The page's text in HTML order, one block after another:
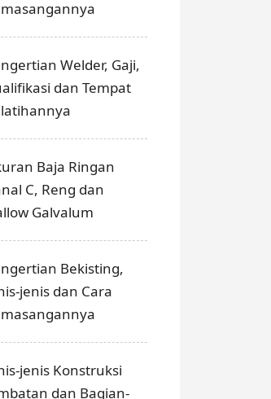
Welder, Gaji,
dan Tempat
Baja Ringan
C, Reng dan
Galvalum
Bekisting,
jenis dan Cara
jenis Konstruksi
dan Bagian-